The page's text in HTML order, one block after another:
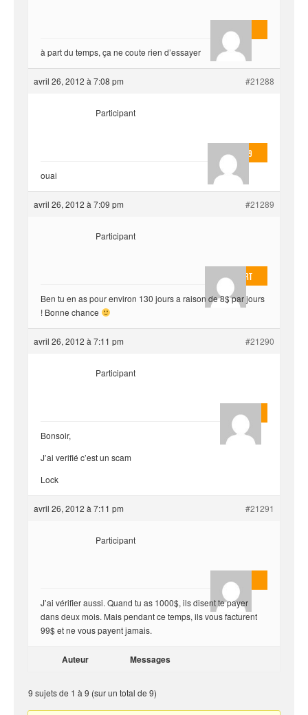
AnlonEvil.
à part du temps, ça ne coute rien d’essayer
avril 26, 2012 à 7:08 pm #21288
valmo2279
Participant
ouai
avril 26, 2012 à 7:09 pm #21289
EvilOnHeart
Participant
Ben tu en as pour environ 130 jours a raison de 8$ par jours
! Bonne chance
avril 26, 2012 à 7:11 pm #21290
Quentin
Participant
Bonsoir,
J’ai verifié c’est un scam
Lock
avril 26, 2012 à 7:11 pm #21291
AnlonEvil.
Participant
J’ai vérifier aussi. Quand tu as 1000$, ils disent te payer
dans deux mois. Mais pendant ce temps, ils vous facturent
99$ et ne vous payent jamais.
Auteur Messages
9 sujets de 1 à 9 (sur un total de 9)